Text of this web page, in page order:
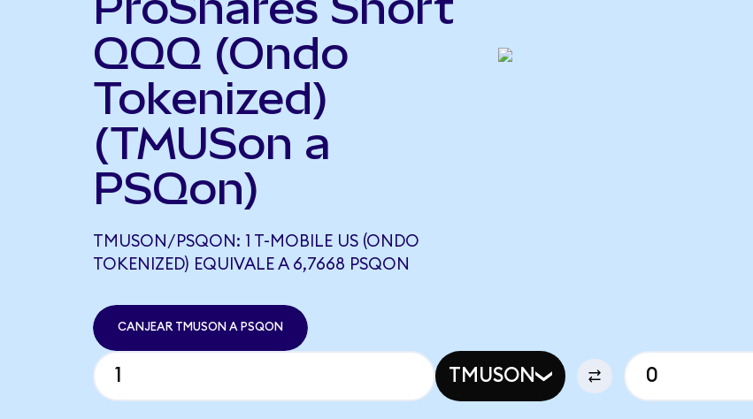
QQQ (Ondo
Tokenized)
(TMUSon a
PSQon)
TMUSON/PSQON: 1 T-MOBILE US (ONDO
TOKENIZED) EQUIVALE A 6,7668 PSQON
CANJEAR TMUSON A PSQON
TMUSON